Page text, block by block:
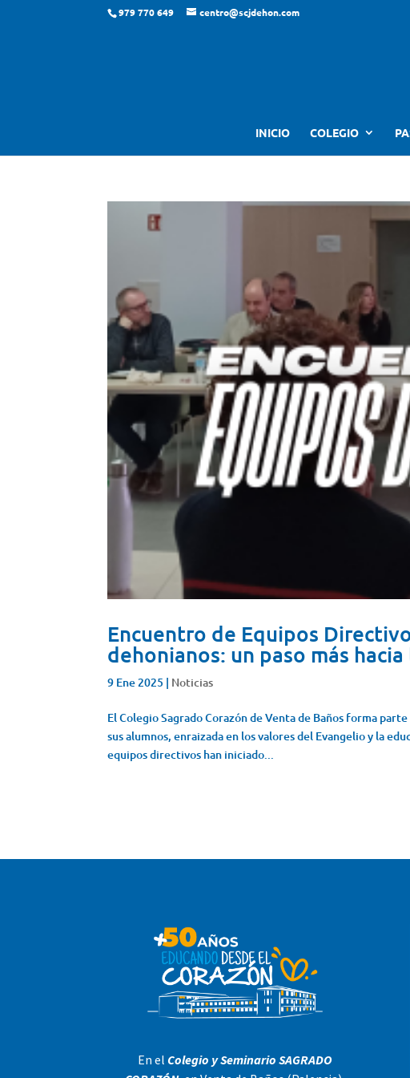
979 770 649 centro@scjdehon.com
INICIO COLEGIO
Encuentro de Equipos
dehonianos: un paso más
9 Ene 2025 | Noticias
El Colegio Sagrado Corazón de Venta de Baños forma
sus alumnos, enraizada en los valores del Evangelio y la
equipos directivos han iniciado...
En el Colegio y Seminario SAGRADO